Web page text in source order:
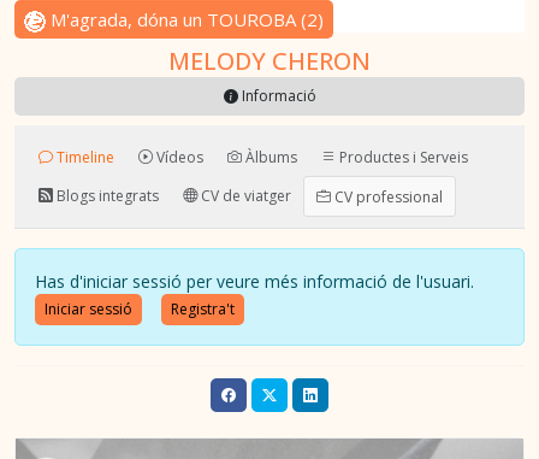
M'agrada, dóna un TOUROBA(2)
MELODY CHERON
Informació
Timeline Vídeos Àlbums
Productes i Serveis
Blogs integrats
CV de viatger CV professional
Has d'iniciar sessió per veure més informació de l'usuari.
Iniciar sessió Registra't